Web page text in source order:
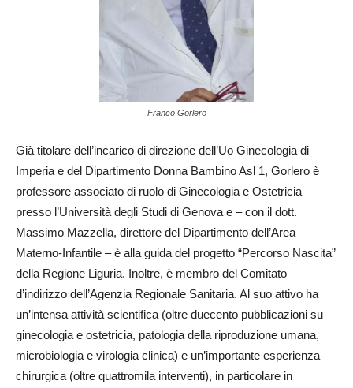
Franco Gorlero
Già titolare dell’incarico di direzione dell’Uo Ginecologia di
Imperia e del Dipartimento Donna Bambino Asl 1, Gorlero è
professore associato di ruolo di Ginecologia e Ostetricia
presso l’Università degli Studi di Genova e – con il dott.
Massimo Mazzella, direttore del Dipartimento dell’Area
Materno-Infantile – è alla guida del progetto “Percorso Nascita”
della Regione Liguria. Inoltre, è membro del Comitato
d’indirizzo dell’Agenzia Regionale Sanitaria. Al suo attivo ha
un’intensa attività scientifica (oltre duecento pubblicazioni su
ginecologia e ostetricia, patologia della riproduzione umana,
microbiologia e virologia clinica) e un’importante esperienza
chirurgica (oltre quattromila interventi), in particolare in